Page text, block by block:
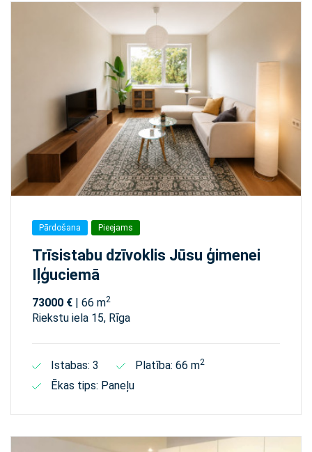
Pārdošana Pieejams
Trīsistabu dzīvoklis Jūsu ģimenei
Iļģuciemā
73000 € | 66 m2
Riekstu iela 15, Rīga
Istabas: 3 Platība: 66 m2
Ēkas tips: Paneļu